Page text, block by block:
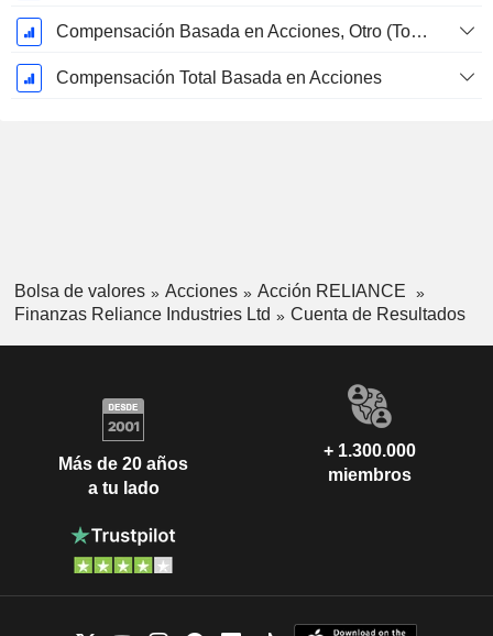
Compensación Basada en Acciones, Otro (Total)
Compensación Total Basada en Acciones
Bolsa de valores Acciones
Acción RELIANCE
Finanzas Reliance Industries Ltd
Cuenta de Resultados
Más de 20 años
a tu lado
+ 1.300.000
miembros